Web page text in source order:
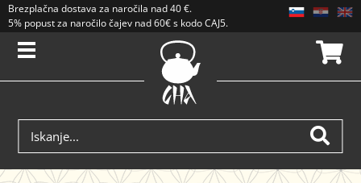
Brezplačna dostava za naročila nad40 €.
5% popust za naročilo čajev nad 60€ s kodo CAJ5. Popusti se ne seštevajo.